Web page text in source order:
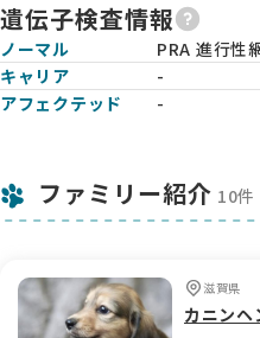
遺伝子検査情報
ノーマル
PRA 進行性
キャリア
-
アフェクテッド
-
ファミリー紹介 10件
滋賀県
カニン